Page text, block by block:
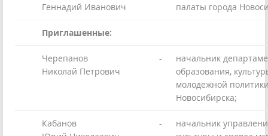
Геннадий Иванович
палаты города
Приглашенные:
Черепанов
Николай Петрович
-
начальник
образования,
молодежной
Новосибирска;
Кабанов
-
начальник